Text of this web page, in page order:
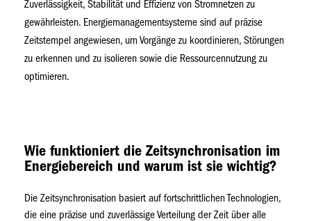
Zuverlässigkeit, Stabilität und Effizienz von Stromnetzen zu
gewährleisten. Energiemanagementsysteme sind auf präzise
Zeitstempel angewiesen, um Vorgänge zu koordinieren, Störungen
zu erkennen und zu isolieren sowie die Ressourcennutzung zu
optimieren.
Wie funktioniert die Zeitsynchronisation im
Energiebereich und warum ist sie wichtig?
Die Zeitsynchronisation basiert auf fortschrittlichen Technologien,
die eine präzise und zuverlässige Verteilung der Zeit über alle